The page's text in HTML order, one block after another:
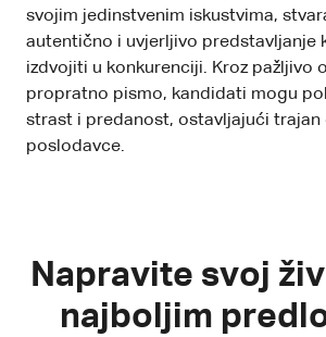
svojim jedinstvenim iskustvima,
autentično i uvjerljivo predstavljanje
izdvojiti u konkurenciji. Kroz pažljivo
propratno pismo, kandidati mogu
strast i predanost, ostavljajući trajan
poslodavce.
Napravite svoj
najboljim